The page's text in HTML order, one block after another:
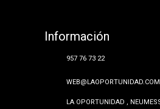
Información
957 76 73 22
WEB@LAOPORTUNIDAD.COM
LA OPORTUNIDAD ,